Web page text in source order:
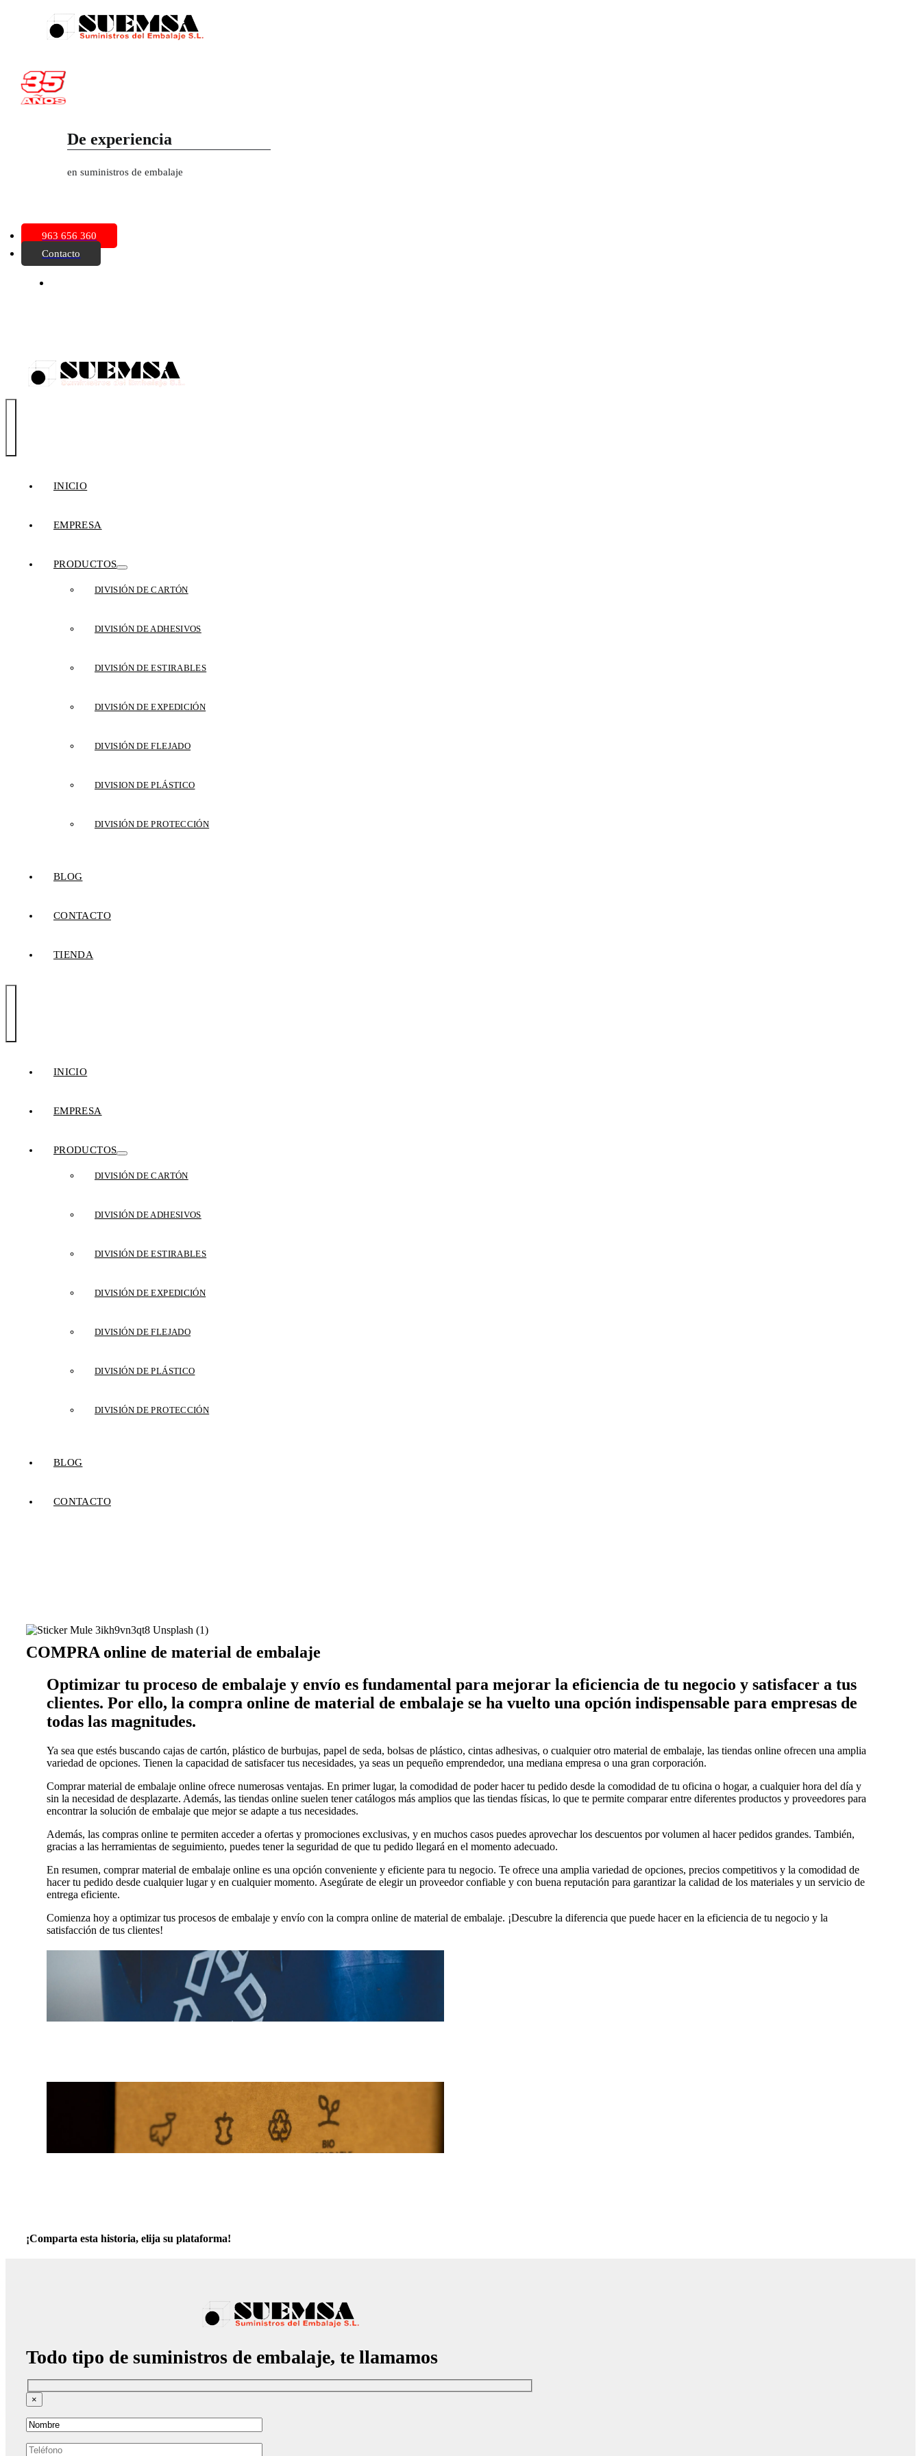
De experiencia
en suministros de embalaje
963 656 360
Contacto
Navigation
INICIO
EMPRESA
PRODUCTOS
DIVISIÓN DE CARTÓN
DIVISIÓN DE ADHESIVOS
DIVISIÓN DE ESTIRABLES
DIVISIÓN DE EXPEDICIÓN
DIVISIÓN DE FLEJADO
DIVISION DE PLÁSTICO
DIVISIÓN DE PROTECCIÓN
BLOG
CONTACTO
TIENDA
Navigation
INICIO
EMPRESA
PRODUCTOS
DIVISIÓN DE CARTÓN
DIVISIÓN DE ADHESIVOS
DIVISIÓN DE ESTIRABLES
DIVISIÓN DE EXPEDICIÓN
DIVISIÓN DE FLEJADO
DIVISIÓN DE PLÁSTICO
DIVISIÓN DE PROTECCIÓN
BLOG
CONTACTO
COMPRA online de material de embalaje
Optimizar tu proceso de embalaje y envío es fundamental para mejorar la eficiencia de tu negocio y satisfacer a tus
clientes. Por ello, la compra online de material de embalaje se ha vuelto una opción indispensable para empresas de
todas las magnitudes.
Ya sea que estés buscando cajas de cartón, plástico de burbujas, papel de seda, bolsas de plástico, cintas adhesivas, o cualquier otro material de embalaje, las tiendas online ofrecen una amplia
variedad de opciones. Tienen la capacidad de satisfacer tus necesidades, ya seas un pequeño emprendedor, una mediana empresa o una gran corporación.
Comprar material de embalaje online ofrece numerosas ventajas. En primer lugar, la comodidad de poder hacer tu pedido desde la comodidad de tu oficina o hogar, a cualquier hora del día y
sin la necesidad de desplazarte. Además, las tiendas online suelen tener catálogos más amplios que las tiendas físicas, lo que te permite comparar entre diferentes productos y proveedores para
encontrar la solución de embalaje que mejor se adapte a tus necesidades.
Además, las compras online te permiten acceder a ofertas y promociones exclusivas, y en muchos casos puedes aprovechar los descuentos por volumen al hacer pedidos grandes. También,
gracias a las herramientas de seguimiento, puedes tener la seguridad de que tu pedido llegará en el momento adecuado.
En resumen, comprar material de embalaje online es una opción conveniente y eficiente para tu negocio. Te ofrece una amplia variedad de opciones, precios competitivos y la comodidad de
hacer tu pedido desde cualquier lugar y en cualquier momento. Asegúrate de elegir un proveedor confiable y con buena reputación para garantizar la calidad de los materiales y un servicio de
entrega eficiente.
Comienza hoy a optimizar tus procesos de embalaje y envío con la compra online de material de embalaje. ¡Descubre la diferencia que puede hacer en la eficiencia de tu negocio y la
satisfacción de tus clientes!
¡Comparta esta historia, elija su plataforma!
Todo tipo de suministros de embalaje, te llamamos
×